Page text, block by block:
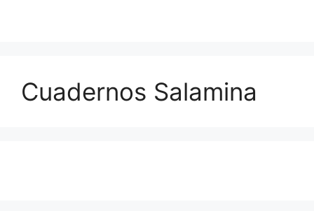
Cuadernos Salamina